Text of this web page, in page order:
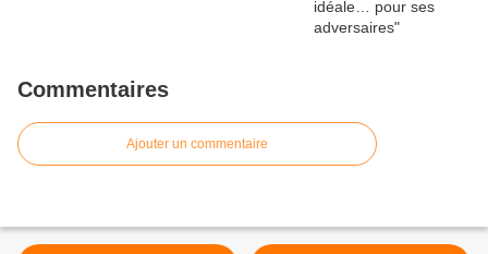
Commentaires
Ajouter un commentaire